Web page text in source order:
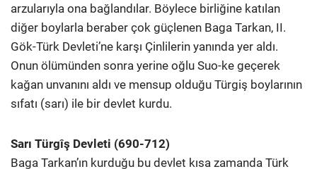
arzularıyla ona bağlandılar. Böylece birliğine katılan
diğer boylarla beraber çok güçlenen Baga Tarkan, II.
Gök-Türk Devleti’ne karşı Çinlilerin yanında yer aldı.
Onun ölümünden sonra yerine oğlu Suo-ke geçerek
kağan unvanını aldı ve mensup olduğu Türgiş boylarının
sıfatı (sarı) ile bir devlet kurdu.
Sarı Türgîş Devleti (690-712)
Baga Tarkan’ın kurduğu bu devlet kısa zamanda Türk